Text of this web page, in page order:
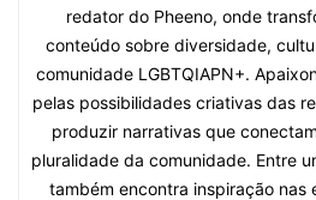
redator do Pheeno, onde
conteúdo sobre diversidade,
comunidade LGBTQIAPN+.
pelas possibilidades criativas das
produzir narrativas que
pluralidade da comunidade. Entre
também encontra inspiração nas